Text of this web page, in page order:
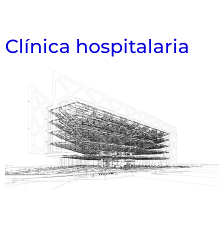
Clínica hospitalaria